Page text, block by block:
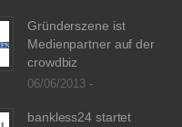
Gründerszene ist
Medienpartner auf der
crowdbiz
06/06/2013 -
bankless24 startet